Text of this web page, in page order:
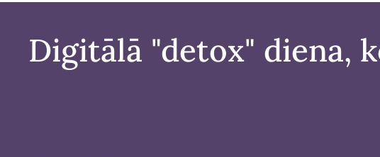
Digitālā "detox" diena,